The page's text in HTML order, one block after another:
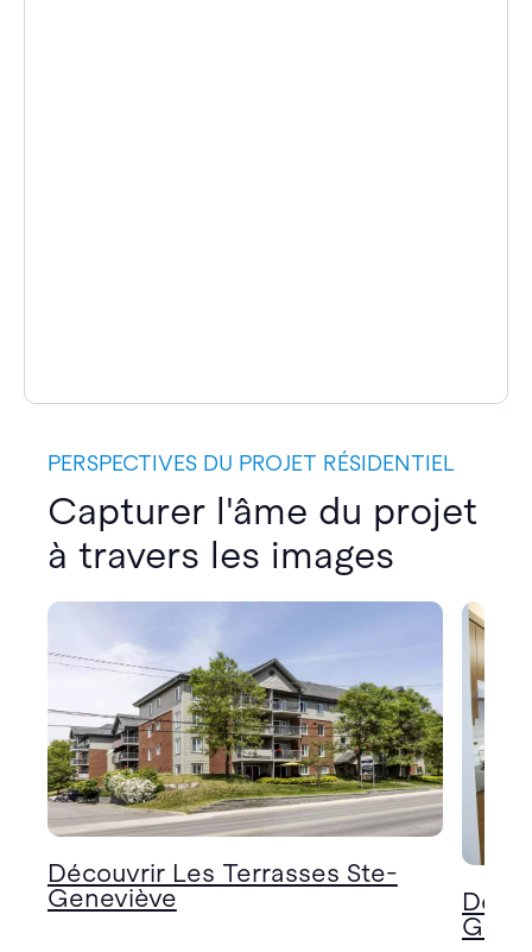
PERSPECTIVES DU PROJET RÉSIDENTIEL
Capturer l'âme du projet
à travers les images
Découvrir Les Terrasses Ste-
Geneviève